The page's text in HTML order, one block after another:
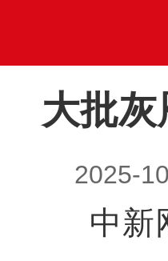
大批
2025-
中新网